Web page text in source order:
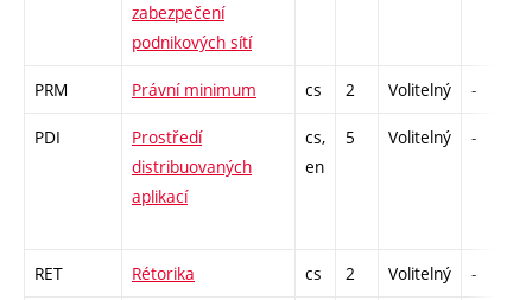
zabezpečení
podnikových sítí
PRM Právní minimum cs 2 Volitelný -
PDI
Prostředí
distribuovaných
aplikací
cs,
en
5 Volitelný -
RET Rétorika cs 2 Volitelný -